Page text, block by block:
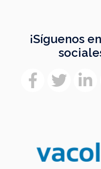
¡Síguenos